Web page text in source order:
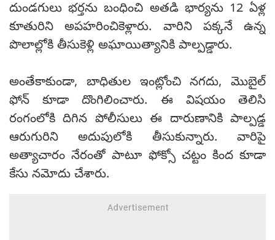
దుండగులు భర్తను బంధించి అతడి భార్యను 12 ఏళ్ల
కూతురిని అపహరించికెళ్లారు. వారిని పక్కనే ఉన్న
పొలాల్లోకి తీసుకెళ్లి అఘాయిత్యానికి పాల్పడ్డారు.
అంతేకాకుండా, బాధితుల ఇంట్లోంచి నగదు, మొబైల్
ఫోన్ కూడా దొంగిలించారు. ఈ విషయం తెలిసి
రంగంలోకి దిగిన పోలీసులు ఈ దారుణానికి పాల్పడ్డ
ఆరుగురిని అదుపులోకి తీసుకున్నారు. వారిపై
అత్యాచారం నేరంతో పాటూ ఫోక్సో చట్టం కింద కూడా
కేసు నమోదు చేశారు.